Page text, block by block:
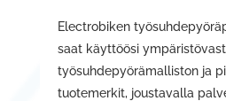
Electrobiken
saat käyttöösi
työsuhdepyörämalliston ja
tuotemerkit, joustavalla